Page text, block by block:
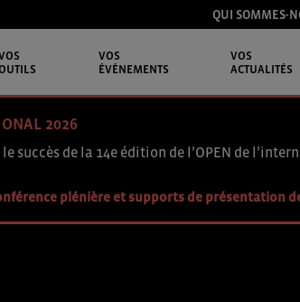
QUI SOMMES-
VOS
ÉVÉNEMENTS
VOS
ACTUALITÉS
2026
succès de la 14e édition de l’OPEN de
plénière et supports de présentation